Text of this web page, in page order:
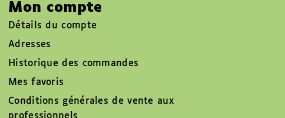
Mon compte
Détails du compte
Adresses
Historique des commandes
Mes favoris
Conditions générales de vente aux